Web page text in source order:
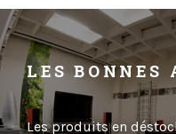
LES BONNES
Les produits en